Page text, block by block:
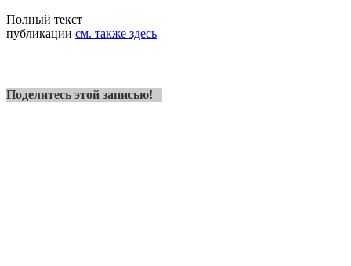
Полный текст
публикации см. также здесь
Поделитесь этой записью!